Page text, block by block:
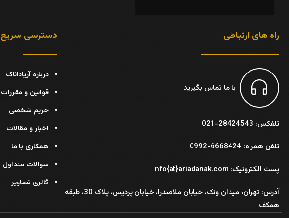
راه های ارتباطی
با ما تماس بگیرید
تلفکس: 28424543-021
تلفن همراه: 6668424-0992
پست الکترونیک: info{at}ariadanak.com
آدرس:
تهران، میدان ونک، خیابان ملاصدرا، خیابان پردیس، پلاک 30، طبقه
همکف
دسترسی سریع
درباره آریاداناک
قوانین و مقررات
حریم شخصی
اخبار و مقالات
همکاری با ما
سوالات متداول
گالری تصاویر